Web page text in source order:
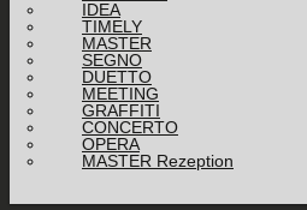
IDEA
TIMELY
MASTER
SEGNO
DUETTO
MEETING
GRAFFITI
CONCERTO
OPERA
MASTER Rezeption